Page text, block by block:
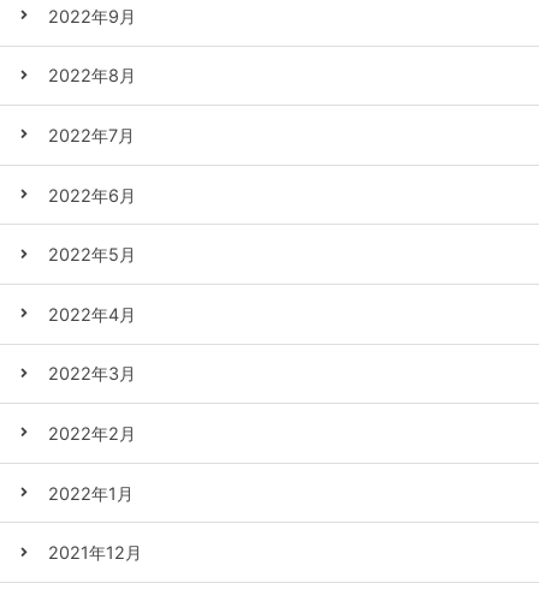
2022年9月
2022年8月
2022年7月
2022年6月
2022年5月
2022年4月
2022年3月
2022年2月
2022年1月
2021年12月